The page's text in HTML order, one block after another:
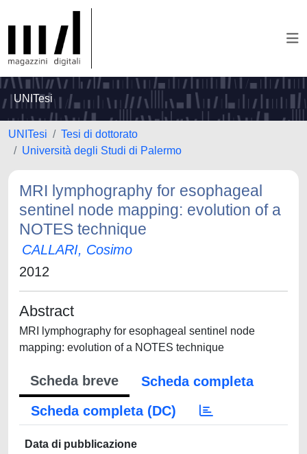
UNITesi
UNITesi
Tesi di dottorato
Università degli Studi di Palermo
MRI lymphography for esophageal
sentinel node mapping: evolution of a
NOTES technique
CALLARI, Cosimo
2012
Abstract
MRI lymphography for esophageal sentinel node
mapping: evolution of a NOTES technique
Scheda breve
Scheda completa
Scheda completa (DC)
Data di pubblicazione